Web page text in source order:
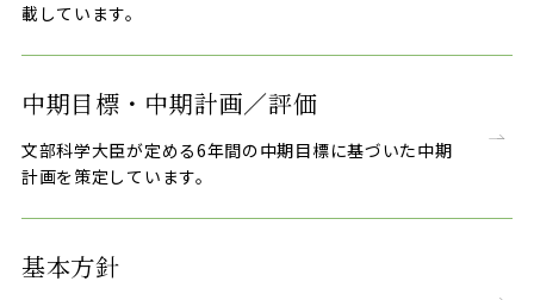
載しています。
中期目標・中期計画／評価
文部科学大臣が定める6年間の中期目標に基づいた中期
計画を策定しています。
基本方針